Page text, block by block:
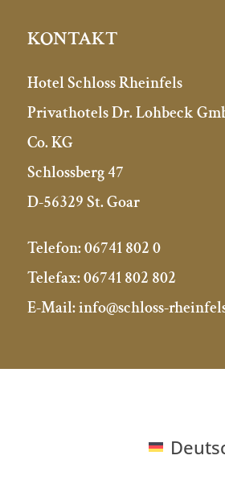
KONTAKT
Hotel Schloss Rheinfels
Privathotels Dr. Lohbeck
Co. KG
Schlossberg 47
D-56329 St. Goar
Telefon:06741 802 0
Telefax:06741 802 802
E-Mail:info@schloss-